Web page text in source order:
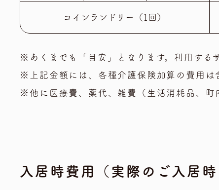
コインランドリー（1回）
※あくまでも「目安」となります。利用する
※上記金額には、各種介護保険加算の費用は
※他に医療費、薬代、雑費（生活消耗品、町
入居時費用 （実際のご入居